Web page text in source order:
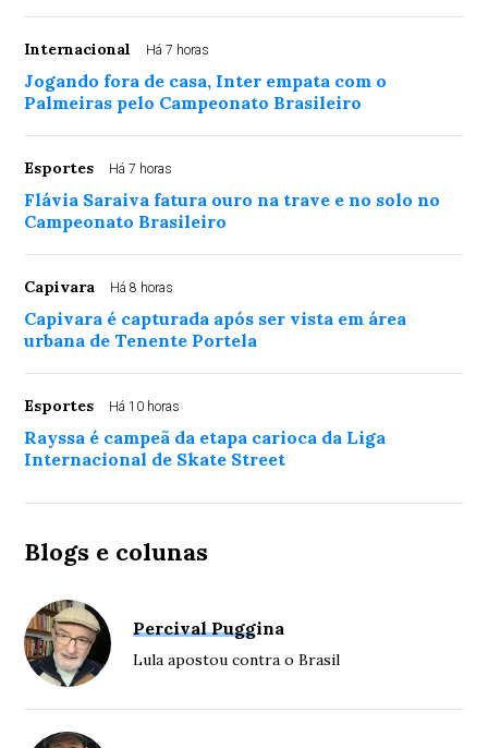
Internacional Há 7 horas
Jogando fora de casa, Inter empata com o
Palmeiras pelo Campeonato Brasileiro
Esportes Há 7 horas
Flávia Saraiva fatura ouro na trave e no solo no
Campeonato Brasileiro
Capivara Há 8 horas
Capivara é capturada após ser vista em área
urbana de Tenente Portela
Esportes Há 10 horas
Rayssa é campeã da etapa carioca da Liga
Internacional de Skate Street
Blogs e colunas
Percival Puggina
Lula apostou contra o Brasil